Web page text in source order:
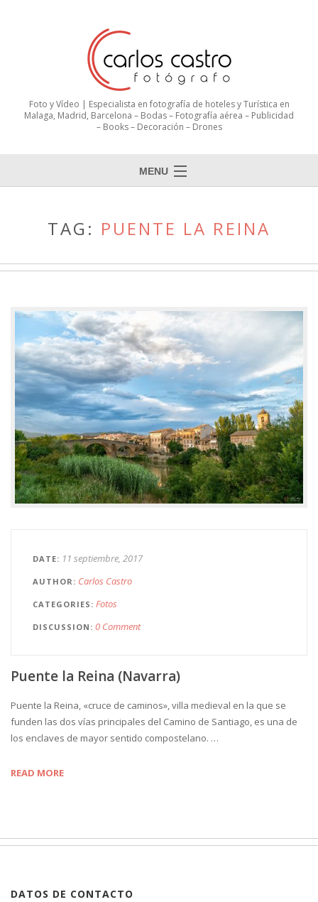
Foto y Vídeo | Especialista en fotografía de hoteles y Turística en
Malaga, Madrid, Barcelona – Bodas – Fotografía aérea – Publicidad
– Books – Decoración – Drones
MENU
TAG: PUENTE LA REINA
DATE 11 septiembre, 2017
AUTHOR Carlos Castro
CATEGORIES Fotos
DISCUSSION 0 Comment
Puente la Reina (Navarra)
Puente la Reina, «cruce de caminos», villa medieval en la que se
funden las dos vías principales del Camino de Santiago, es una de
los enclaves de mayor sentido compostelano. …
READ MORE
DATOS DE CONTACTO